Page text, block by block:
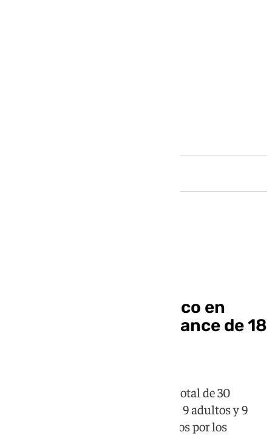
Vuelca un tren turístico en
Cártama y deja un balance de 18
En el momento del incidente, un total de 30
personas estaban a bordo del tren, 9 adultos y 9
menores tuvieron que ser atendidos por los